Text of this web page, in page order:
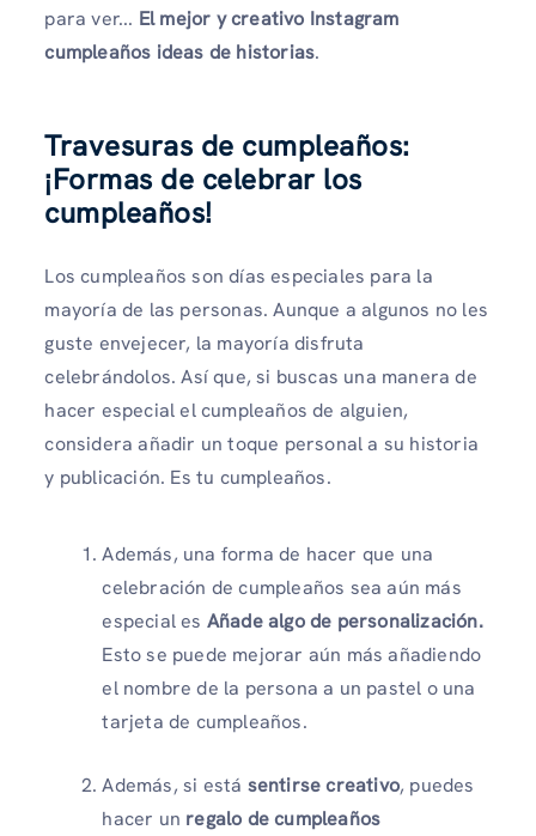
para ver... El mejor y creativo Instagram
cumpleaños ideas de historias.
Travesuras de cumpleaños:
¡Formas de celebrar los
cumpleaños!
Los cumpleaños son días especiales para la
mayoría de las personas. Aunque a algunos no les
guste envejecer, la mayoría disfruta
celebrándolos. Así que, si buscas una manera de
hacer especial el cumpleaños de alguien,
considera añadir un toque personal a su historia
y publicación. Es tu cumpleaños.
Además, una forma de hacer que una
celebración de cumpleaños sea aún más
especial es Añade algo de personalización.
Esto se puede mejorar aún más añadiendo
el nombre de la persona a un pastel o una
tarjeta de cumpleaños.
Además, si está sentirse creativo, puedes
hacer un regalo de cumpleaños